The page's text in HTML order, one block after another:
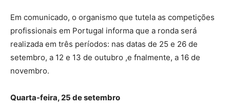
Em comunicado, o organismo que tutela as competições
profissionais em Portugal informa que a ronda será
realizada em três períodos: nas datas de 25 e 26 de
setembro, a 12 e 13 de outubro ,e fnalmente, a 16 de
novembro.
Quarta-feira, 25 de setembro